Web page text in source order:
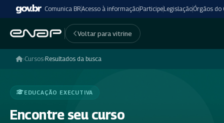
Comunica BRAcesso à informaçãoParticipeLegislaçãoÓrgãos do
Voltar para vitrine
›Cursos›Resultados da busca
EDUCAÇÃO EXECUTIVA
Encontre seu curso